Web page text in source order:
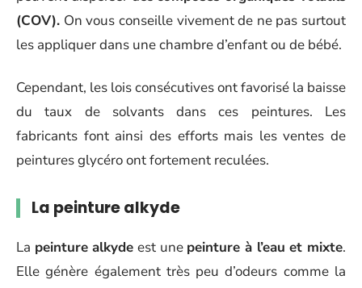
(COV). On vous conseille vivement de ne pas surtout
les appliquer dans une chambre d’enfant ou de bébé.
Cependant, les lois consécutives ont favorisé la baisse
du taux de solvants dans ces peintures. Les
fabricants font ainsi des efforts mais les ventes de
peintures glycéro ont fortement reculées.
La peinture alkyde
La peinture alkyde est une peinture à l’eau et mixte.
Elle génère également très peu d’odeurs comme la